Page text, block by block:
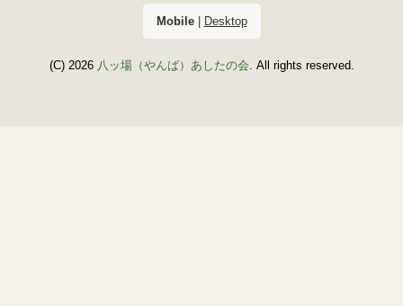
Mobile| Desktop
(C) 2026 八ッ場（やんば）あしたの会. All rights reserved.